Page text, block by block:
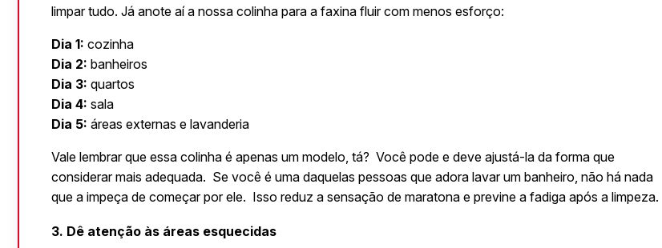
limpar tudo. Já anote aí a nossa colinha para a faxina fluir com menos esforço:
Dia 1: cozinha
Dia 2: banheiros
Dia 3: quartos
Dia 4: sala
Dia 5: áreas externas e lavanderia
Vale lembrar que essa colinha é apenas um modelo, tá?  Você pode e deve ajustá-la da forma que
considerar mais adequada.  Se você é uma daquelas pessoas que adora lavar um banheiro, não há nada
que a impeça de começar por ele.  Isso reduz a sensação de maratona e previne a fadiga após a limpeza.
3. Dê atenção às áreas esquecidas